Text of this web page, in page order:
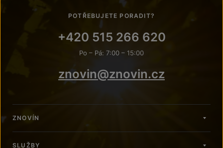
POTŘEBUJETE PORADIT?
+420 515 266 620
Po – Pá: 7:00 – 15:00
znovin@znovin.cz
ZNOVÍN
SLUŽBY